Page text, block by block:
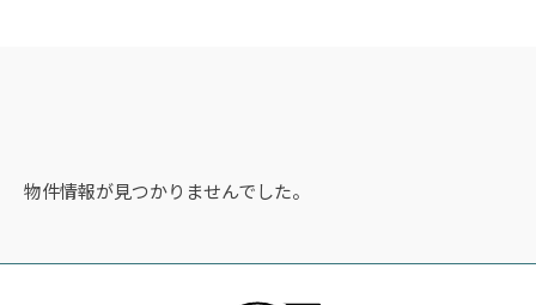
物件情報が見つかりませんでした。